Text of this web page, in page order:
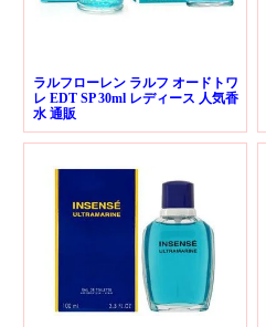
ラルフローレン ラルフ オードトワ
レ EDT SP 30ml レディース 人気香
水 通販